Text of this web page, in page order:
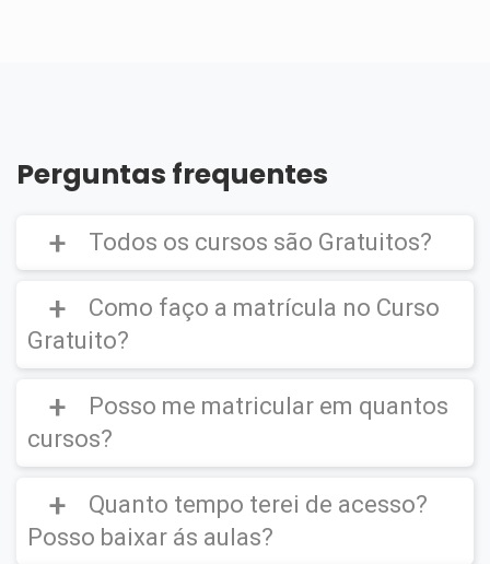
Perguntas frequentes
Todos os cursos são Gratuitos?
Curso Gratuito,porém caso deseje emitir o
Certificado Digital é cobrado uma taxa de
IMPORTANTE(O certificado Digital não é
Como faço a matrícula no Curso
Gratuito?
CLIQUE AQUI para ver um vídeo de como
efetuar a matrícula em um
Posso me matricular em quantos
cursos?
Você poderá se matricular em quantos
cursos desejar.
Quanto tempo terei de acesso?
Posso baixar ás aulas?